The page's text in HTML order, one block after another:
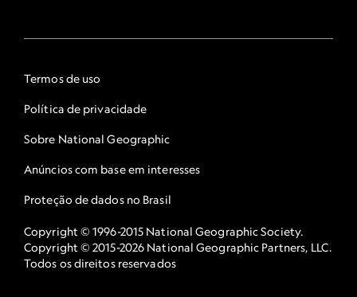
Termos de uso
Política de privacidade
Sobre National Geographic
Anúncios com base em interesses
Proteção de dados no Brasil
Copyright © 1996-2015 National Geographic Society.
Copyright © 2015-2026 National Geographic Partners, LLC.
Todos os direitos reservados